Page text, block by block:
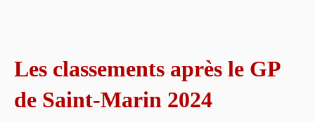
Les classements après le GP
de Saint-Marin 2024